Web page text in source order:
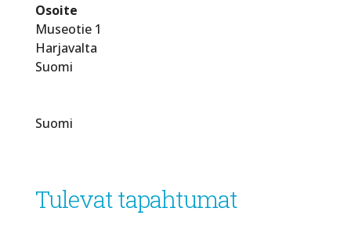
Osoite
Museotie 1
Harjavalta
Suomi
Suomi
Tulevat tapahtumat